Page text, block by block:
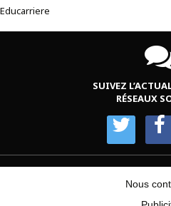
Educarriere
SUIVEZ
RÉSEAUX
Nous